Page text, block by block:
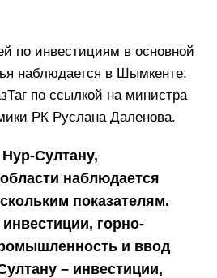
по инвестициям в основной
наблюдается в Шымкенте.
по ссылкой на министра
РК Руслана Даленова.
Султану,
наблюдается
показателям.
горно-
и ввод
– инвестиции,